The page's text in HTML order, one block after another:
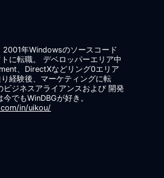
2001年Windowsのソースコード
に転職。 デベロッパーエリア中
、DirectXなどリング0エリア
経験後、マーケティングに転
ジネスアライアンスおよび 開発
でもWinDBGが好き。
in/uikou/